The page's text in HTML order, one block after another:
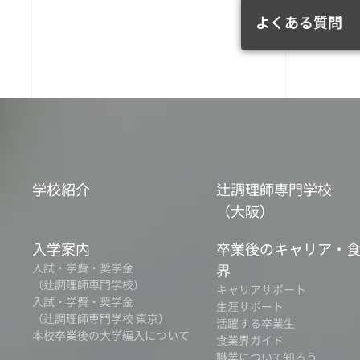
よくある質問
学校紹介
辻調理師専門学校
（大阪）
入学案内
入試・学費・奨学金
（辻調理師専門学校）
入試・学費・奨学金
（辻調理師専門学校 東京）
本校卒業後の大学編入について
卒業後のキャリア・
界
キャリアサポート
生涯サポート
活躍する卒業生
食業界ガイド
職業について知ろう